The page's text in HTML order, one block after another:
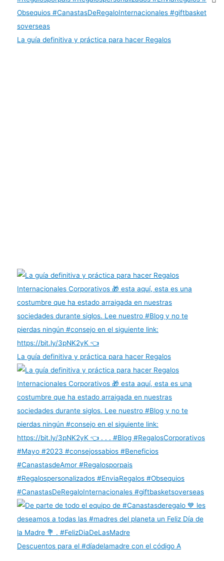
La guía definitiva y práctica para hacer Regalos
La guía definitiva y práctica para hacer Regalos
Descuentos para el #díadelamadre con el código A